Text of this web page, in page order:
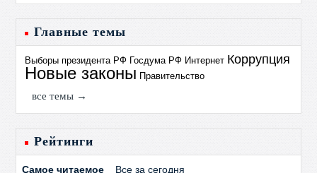
Главные темы
Выборы президента РФ Госдума РФ Интернет Коррупция
Новые законы Правительство
все темы →
Рейтинги
Самое читаемое Все за сегодня